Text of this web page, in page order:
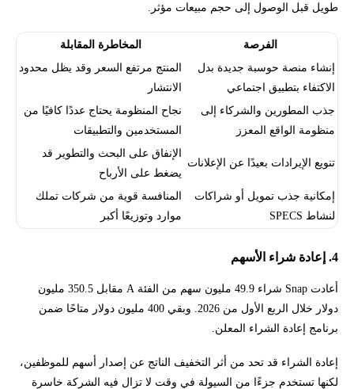
طويل قبل الوصول إلى حجم مبيعات مؤثر.
الفرصة
المخاطرة المقابلة
إنشاء منصة حوسبة جديدة بدل
الاكتفاء بتطبيق اجتماعي
المنتج مرتفع السعر وقد يظل محدود
الانتشار
جذب المطورين والشركاء إلى
منظومة الواقع المعزز
نجاح المنظومة يحتاج عددًا كافيًا من
المستخدمين والتطبيقات
تنويع الإيرادات بعيدًا عن الإعلانات
الإنفاق على البحث والتطوير قد
يضغط على الأرباح
إمكانية جذب تمويل أو شراكات
لنشاط SPECS
المنافسة قوية من شركات تملك
موارد وتوزيعًا أكبر
4. إعادة شراء الأسهم
أعادت Snap شراء 49.9 مليون سهم من الفئة A مقابل 350.5 مليون
دولار خلال الربع الأول من 2026. وبقي 400 مليون دولار متاحًا ضمن
برنامج إعادة الشراء المعلن.
إعادة الشراء قد تحد من أثر التخفيف الناتج عن إصدار أسهم للموظفين،
لكنها تستخدم جزءًا من السيولة في وقت لا تزال فيه الشركة خاسرة